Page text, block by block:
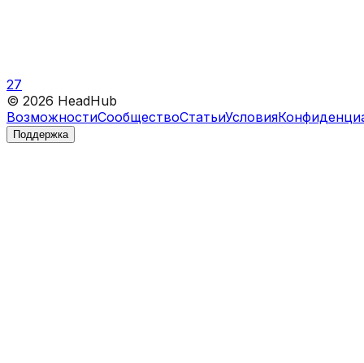
27
© 2026 HeadHub
ВозможностиСообществоСтатьиУсловия
Поддержка